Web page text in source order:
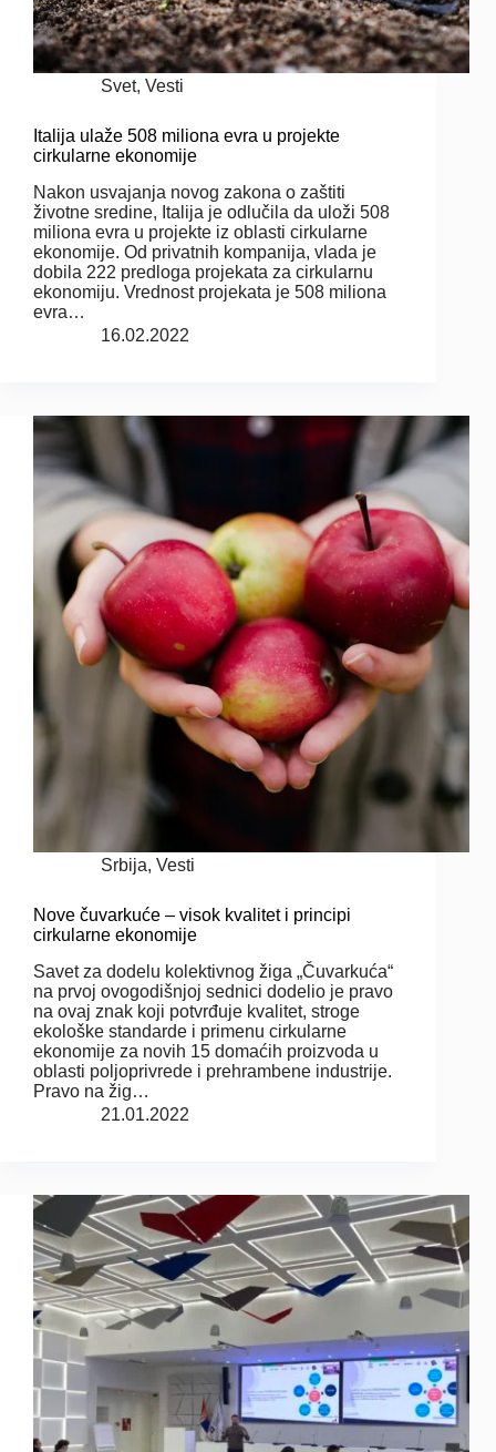
Svet, Vesti
Italija ulaže 508 miliona evra u projekte
cirkularne ekonomije
Nakon usvajanja novog zakona o zaštiti
životne sredine, Italija je odlučila da uloži 508
miliona evra u projekte iz oblasti cirkularne
ekonomije. Od privatnih kompanija, vlada je
dobila 222 predloga projekata za cirkularnu
ekonomiju. Vrednost projekata je 508 miliona
evra…
16.02.2022
Srbija, Vesti
Nove čuvarkuće – visok kvalitet i principi
cirkularne ekonomije
Savet za dodelu kolektivnog žiga „Čuvarkuća“
na prvoj ovogodišnjoj sednici dodelio je pravo
na ovaj znak koji potvrđuje kvalitet, stroge
ekološke standarde i primenu cirkularne
ekonomije za novih 15 domaćih proizvoda u
oblasti poljoprivrede i prehrambene industrije.
Pravo na žig…
21.01.2022